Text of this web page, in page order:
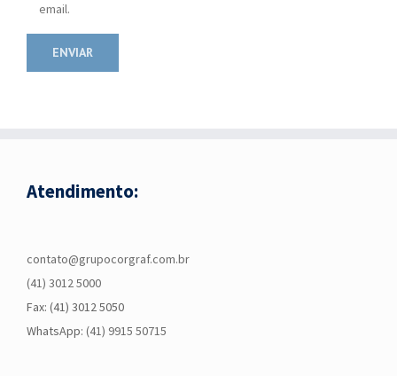
email.
Atendimento:
contato@grupocorgraf.com.br
(41) 3012 5000
Fax: (41) 3012 5050
WhatsApp: (41) 9915 50715